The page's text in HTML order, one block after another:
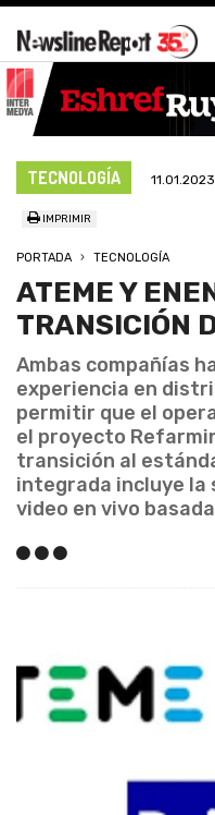
TECNOLOGÍA
IMPRIMIR
PORTADA TECNOLOGÍA
ATEME Y
TRANSICIÓN
Ambas compañías
experiencia en
permitir que el
el proyecto
transición al
integrada incluye la
video en vivo